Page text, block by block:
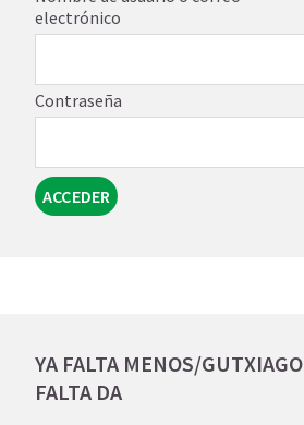
electrónico
Contraseña
YA FALTA MENOS/GUTXIAGO
FALTA DA